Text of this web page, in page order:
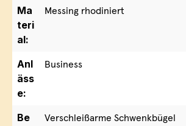
Ma
teri
al:
Messing rhodiniert
Anl
äss
e:
Business
Be
Verschleißarme Schwenkbügel